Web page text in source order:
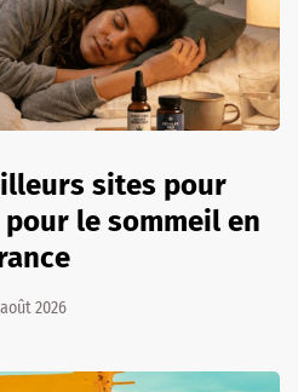
sites pour
pour le sommeil en
2026